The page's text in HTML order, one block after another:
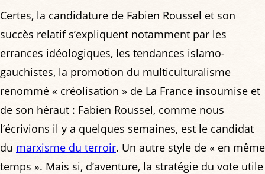
Certes, la candidature de Fabien Roussel et son
succès relatif s’expliquent notamment par les
errances idéologiques, les tendances islamo-
gauchistes, la promotion du multiculturalisme
renommé « créolisation » de La France insoumise et
de son héraut : Fabien Roussel, comme nous
l’écrivions il y a quelques semaines, est le candidat
du marxisme du terroir. Un autre style de « en même
temps ». Mais si, d’aventure, la stratégie du vote utile